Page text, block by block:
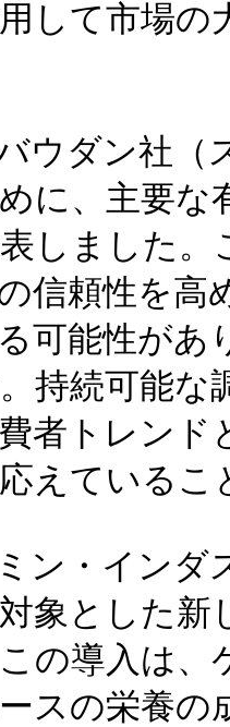
して市場
ウダン社（
に、主要な
しました
信頼性を
可能性があ
持続可能な
者トレン
えているこ
ン・インダ
象とした新
の導入は、
スの栄養